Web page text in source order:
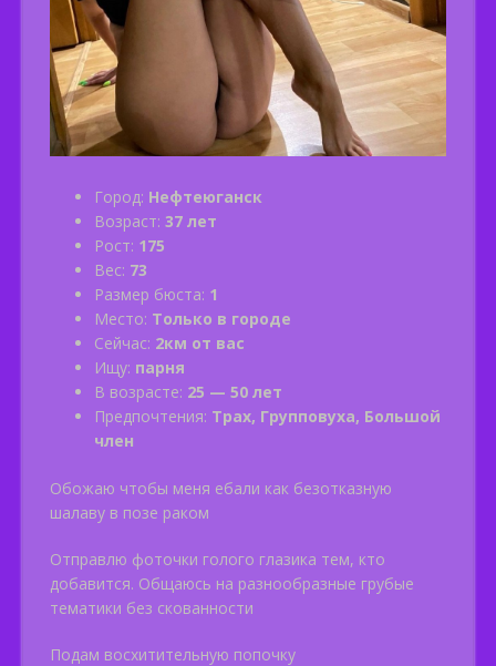
Город: Нефтеюганск
Возраст: 37 лет
Рост: 175
Вес: 73
Размер бюста: 1
Место: Только в городе
Сейчас: 2км от вас
Ищу: парня
В возрасте: 25 — 50 лет
Предпочтения: Трах, Групповуха, Большой
член
Обожаю чтобы меня ебали как безотказную
шалаву в позе раком
Отправлю фоточки голого глазика тем, кто
добавится. Общаюсь на разнообразные грубые
тематики без скованности
Подам восхитительную попочку